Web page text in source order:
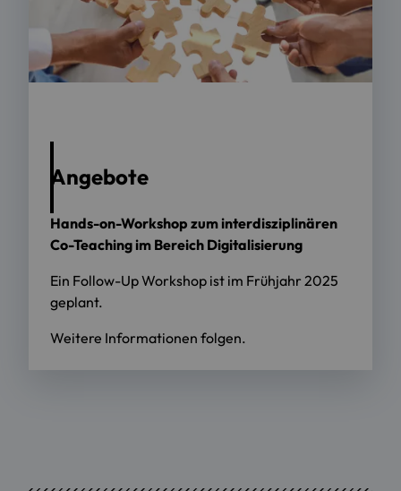
Angebote
Hands-on-Workshop zum interdisziplinären
Co-Teaching im Bereich Digitalisierung
Ein Follow-Up Workshop ist im Frühjahr 2025
geplant.
Weitere Informationen folgen.